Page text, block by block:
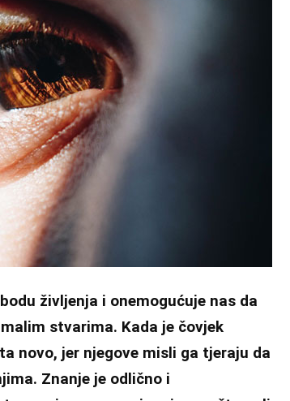
življenja i onemogućuje nas da
stvarima. Kada je čovjek
novo, jer njegove misli ga tjeraju da
Znanje je odlično i